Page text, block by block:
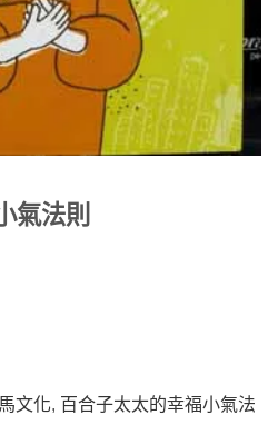
氣法則
文化, 百合子太太的幸福小氣法